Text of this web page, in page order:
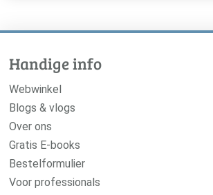
Handige info
Webwinkel
Blogs & vlogs
Over ons
Gratis E-books
Bestelformulier
Voor professionals